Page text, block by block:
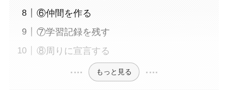
⑥仲間を作る
⑦学習記録を残す
⑧周りに宣言する
もっと見る